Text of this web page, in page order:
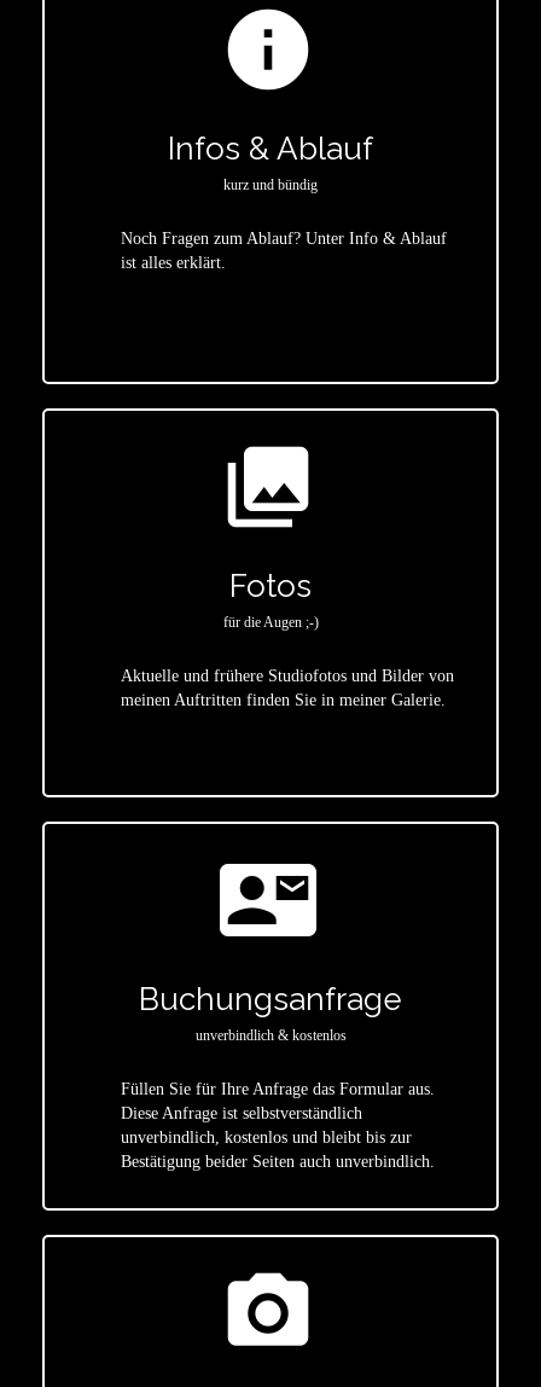
info
Infos & Ablauf
kurz und bündig
Noch Fragen zum Ablauf? Unter Info & Ablauf
ist alles erklärt.
photo_library
Fotos
für die Augen ;-)
Aktuelle und frühere Studiofotos und Bilder von
meinen Auftritten finden Sie in meiner Galerie.
contact_mail
Buchungsanfrage
unverbindlich & kostenlos
Füllen Sie für Ihre Anfrage das Formular aus.
Diese Anfrage ist selbstverständlich
unverbindlich, kostenlos und bleibt bis zur
Bestätigung beider Seiten auch unverbindlich.
photo_camera